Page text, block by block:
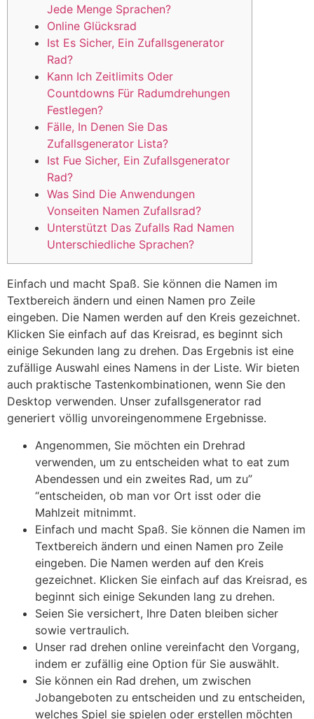
Jede Menge Sprachen?
Online Glücksrad
Ist Es Sicher, Ein Zufallsgenerator
Rad?
Kann Ich Zeitlimits Oder
Countdowns Für Radumdrehungen
Festlegen?
Fälle, In Denen Sie Das
Zufallsgenerator Lista?
Ist Fue Sicher, Ein Zufallsgenerator
Rad?
Was Sind Die Anwendungen
Vonseiten Namen Zufallsrad?
Unterstützt Das Zufalls Rad Namen
Unterschiedliche Sprachen?
Einfach und macht Spaß. Sie können die Namen im
Textbereich ändern und einen Namen pro Zeile
eingeben. Die Namen werden auf den Kreis gezeichnet.
Klicken Sie einfach auf das Kreisrad, es beginnt sich
einige Sekunden lang zu drehen. Das Ergebnis ist eine
zufällige Auswahl eines Namens in der Liste. Wir bieten
auch praktische Tastenkombinationen, wenn Sie den
Desktop verwenden. Unser zufallsgenerator rad
generiert völlig unvoreingenommene Ergebnisse.
Angenommen, Sie möchten ein Drehrad
verwenden, um zu entscheiden what to eat zum
Abendessen und ein zweites Rad, um zu”
“entscheiden, ob man vor Ort isst oder die
Mahlzeit mitnimmt.
Einfach und macht Spaß. Sie können die Namen im
Textbereich ändern und einen Namen pro Zeile
eingeben. Die Namen werden auf den Kreis
gezeichnet. Klicken Sie einfach auf das Kreisrad, es
beginnt sich einige Sekunden lang zu drehen.
Seien Sie versichert, Ihre Daten bleiben sicher
sowie vertraulich.
Unser rad drehen online vereinfacht den Vorgang,
indem er zufällig eine Option für Sie auswählt.
Sie können ein Rad drehen, um zwischen
Jobangeboten zu entscheiden und zu entscheiden,
welches Spiel sie spielen oder erstellen möchten